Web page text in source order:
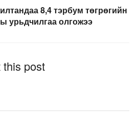
8,4 тэрбум төгрөгийн
урьдчилгаа олгожээ
this post